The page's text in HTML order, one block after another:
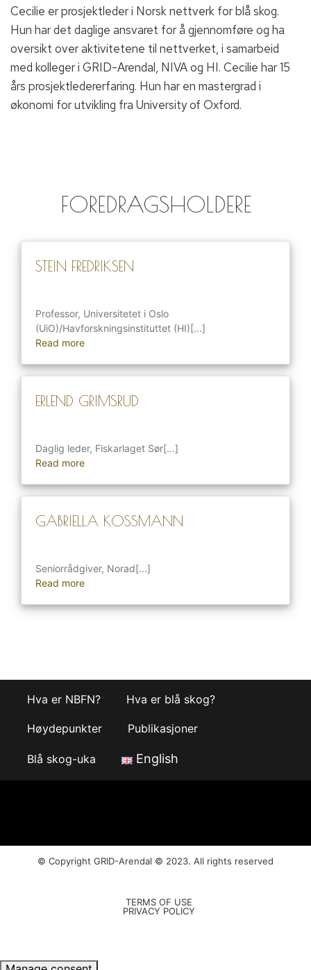
Cecilie er prosjektleder i Norsk nettverk for blå skog.
Hun har det daglige ansvaret for å gjennomføre og ha
oversikt over aktivitetene til nettverket, i samarbeid
med kolleger i GRID-Arendal, NIVA og HI. Cecilie har 15
års prosjektledererfaring. Hun har en mastergrad i
økonomi for utvikling fra University of Oxford.
FOREDRAGSHOLDERE
STEIN FREDRIKSEN
Professor, Universitetet i Oslo
(UiO)/Havforskningsinstituttet (HI)[...]
Read more
ERLEND GRIMSRUD
Daglig leder, Fiskarlaget Sør[...]
Read more
GABRIELLA KOSSMANN
Seniorrådgiver, Norad[...]
Read more
Hva er NBFN? Hva er blå skog?
Høydepunkter Publikasjoner
Blå skog-uka English
© Copyright GRID-Arendal © 2023. All rights reserved
TERMS OF USE
PRIVACY POLICY